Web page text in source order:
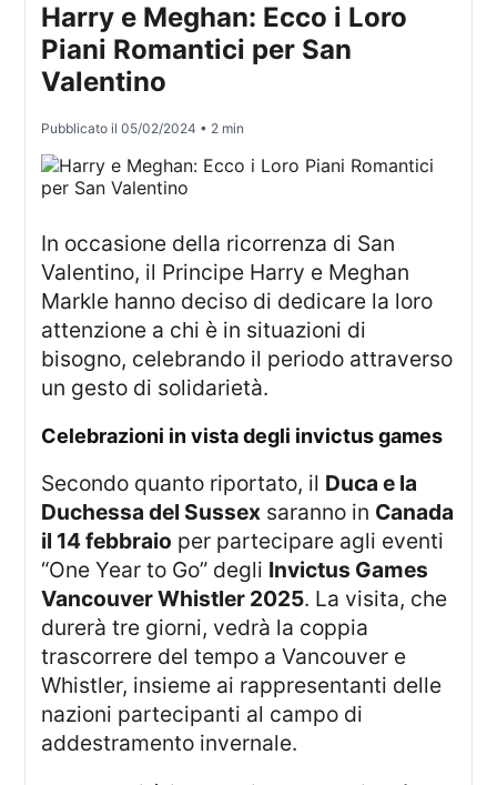
Harry e Meghan: Ecco i Loro
Piani Romantici per San
Valentino
Pubblicato il05/02/2024 • 2 min
In occasione della ricorrenza di San
Valentino, il Principe Harry e Meghan
Markle hanno deciso di dedicare la loro
attenzione a chi è in situazioni di
bisogno, celebrando il periodo attraverso
un gesto di solidarietà.
celebrazioni in vista degli invictus games
Secondo quanto riportato, il Duca e la
Duchessa del Sussex saranno in Canada
il 14 febbraio per partecipare agli eventi
“One Year to Go” degli Invictus Games
Vancouver Whistler 2025. La visita, che
durerà tre giorni, vedrà la coppia
trascorrere del tempo a Vancouver e
Whistler, insieme ai rappresentanti delle
nazioni partecipanti al campo di
addestramento invernale.